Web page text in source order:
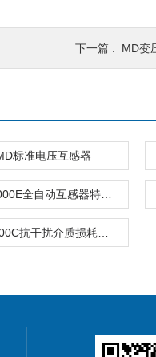
下一篇 : MD变
标准电压互感器